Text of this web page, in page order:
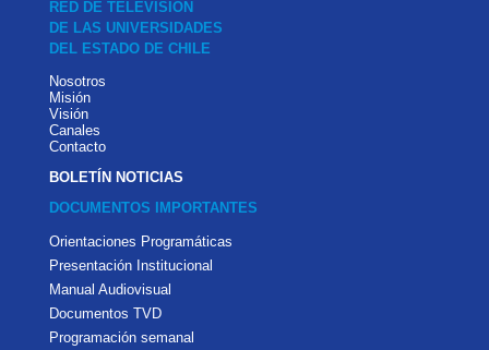
RED DE TELEVISIÓN
DE LAS UNIVERSIDADES
DEL ESTADO DE CHILE
Nosotros
Misión
Visión
Canales
Contacto
BOLETÍN NOTICIAS
DOCUMENTOS IMPORTANTES
Orientaciones Programáticas
Presentación Institucional
Manual Audiovisual
Documentos TVD
Programación semanal